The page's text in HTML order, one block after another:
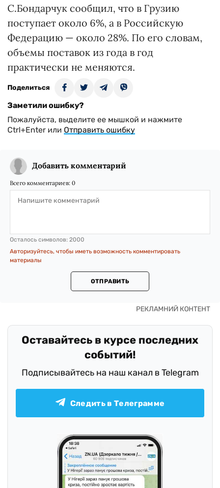
С.Бондарчук сообщил, что в Грузию
поступает около 6%, а в Российскую
Федерацию — около 28%. По его словам,
объемы поставок из года в год
практически не меняются.
Поделиться
Заметили ошибку?
Пожалуйста, выделите ее мышкой и нажмите
Ctrl+Enter или Отправить ошибку
Добавить комментарий
Всего комментариев: 0
Осталось символов: 2000
Авторизуйтесь, чтобы иметь возможность комментировать
материалы
ОТПРАВИТЬ
Оставайтесь в курсе последних
событий!
Подписывайтесь на наш канал в Telegram
Следить в Телеграмме